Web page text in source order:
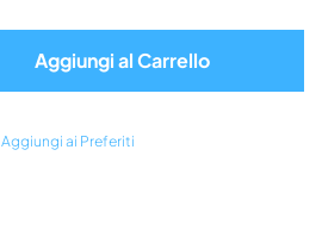
Aggiungi al Carrello
Aggiungi ai Preferiti